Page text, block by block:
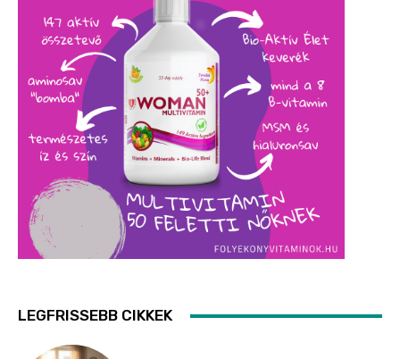
LEGFRISSEBB CIKKEK